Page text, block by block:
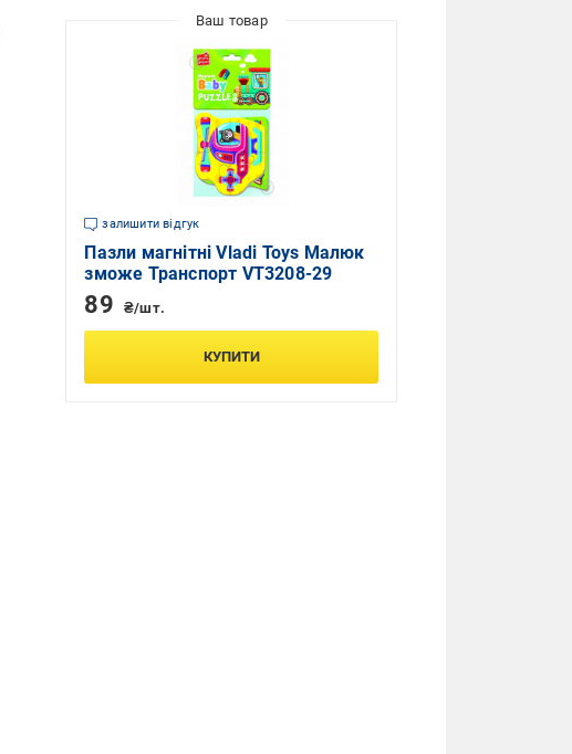
залишити відгук
Пазли магнітні Vladi Toys Малюк
зможе Транспорт VT3208-29
89 ₴/шт.
КУПИТИ